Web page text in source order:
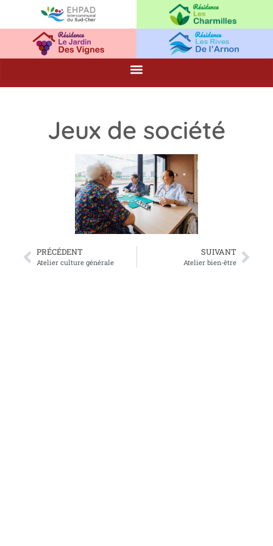
Jeux de société
PRÉCÉDENT
Atelier culture générale
SUIVANT
Atelier bien-être